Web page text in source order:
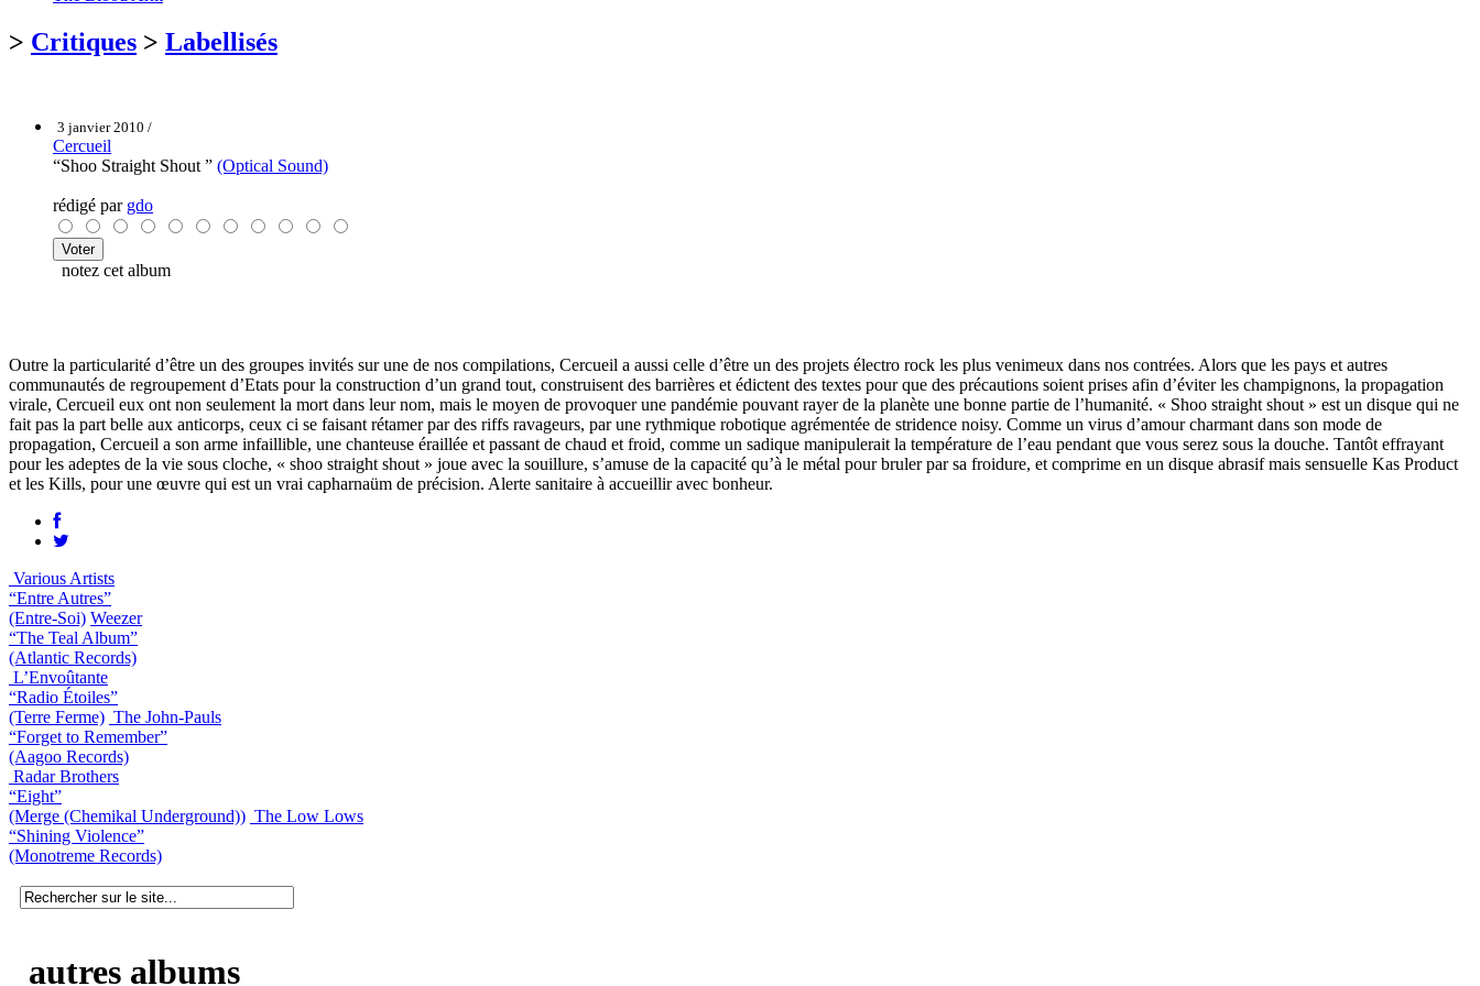
> Critiques > Labellisés
3 janvier 2010 /
Cercueil
“Shoo Straight Shout ” (Optical Sound)
rédigé par gdo
notez cet album
Outre la particularité d’être un des groupes invités sur une de nos compilations, Cercueil a aussi celle d’être un des projets électro rock les plus venimeux dans nos contrées. Alors que les pays et autres
communautés de regroupement d’Etats pour la construction d’un grand tout, construisent des barrières et édictent des textes pour que des précautions soient prises afin d’éviter les champignons, la propagation
virale, Cercueil eux ont non seulement la mort dans leur nom, mais le moyen de provoquer une pandémie pouvant rayer de la planète une bonne partie de l’humanité. « Shoo straight shout » est un disque qui ne
fait pas la part belle aux anticorps, ceux ci se faisant rétamer par des riffs ravageurs, par une rythmique robotique agrémentée de stridence noisy. Comme un virus d’amour charmant dans son mode de
propagation, Cercueil a son arme infaillible, une chanteuse éraillée et passant de chaud et froid, comme un sadique manipulerait la température de l’eau pendant que vous serez sous la douche. Tantôt effrayant
pour les adeptes de la vie sous cloche, « shoo straight shout » joue avec la souillure, s’amuse de la capacité qu’à le métal pour bruler par sa froidure, et comprime en un disque abrasif mais sensuelle Kas Product
et les Kills, pour une œuvre qui est un vrai capharnaüm de précision. Alerte sanitaire à accueillir avec bonheur.
Various Artists
“Entre Autres”
(Entre-Soi) Weezer
“The Teal Album”
(Atlantic Records)
L’Envoûtante
“Radio Étoiles”
(Terre Ferme) The John-Pauls
“Forget to Remember”
(Aagoo Records)
Radar Brothers
“Eight”
(Merge (Chemikal Underground)) The Low Lows
“Shining Violence”
(Monotreme Records)
autres albums